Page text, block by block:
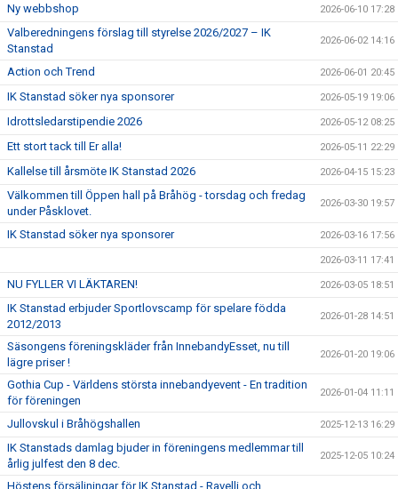
Ny webbshop 2026-06-10 17:28
Valberedningens förslag till styrelse 2026/2027 – IK
Stanstad
2026-06-02 14:16
Action och Trend 2026-06-01 20:45
IK Stanstad söker nya sponsorer 2026-05-19 19:06
Idrottsledarstipendie 2026 2026-05-12 08:25
Ett stort tack till Er alla! 2026-05-11 22:29
Kallelse till årsmöte IK Stanstad 2026 2026-04-15 15:23
Välkommen till Öppen hall på Bråhög - torsdag och fredag
under Påsklovet.
2026-03-30 19:57
IK Stanstad söker nya sponsorer 2026-03-16 17:56
2026-03-11 17:41
NU FYLLER VI LÄKTAREN! 2026-03-05 18:51
IK Stanstad erbjuder Sportlovscamp för spelare födda
2012/2013
2026-01-28 14:51
Säsongens föreningskläder från InnebandyEsset, nu till
lägre priser !
2026-01-20 19:06
Gothia Cup - Världens största innebandyevent - En tradition
för föreningen
2026-01-04 11:11
Jullovskul i Bråhögshallen 2025-12-13 16:29
IK Stanstads damlag bjuder in föreningens medlemmar till
årlig julfest den 8 dec.
2025-12-05 10:24
Höstens försäljningar för IK Stanstad - Ravelli och